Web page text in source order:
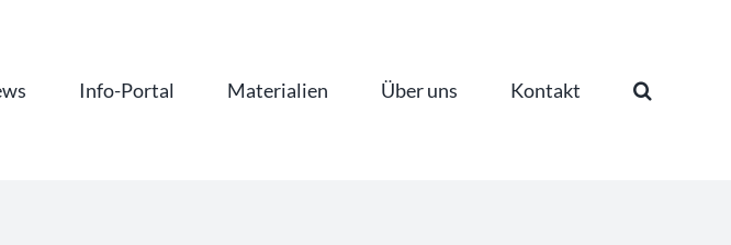
Info-Portal Materialien Über uns Kontakt